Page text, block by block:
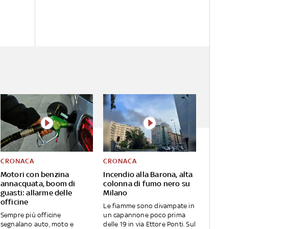
Motori con benzina
annacquata, boom di
guasti: allarme delle
officine
CRONACA
Sempre più officine
segnalano auto, moto e
Incendio alla Barona, alta
colonna di fumo nero su
Milano
CRONACA
Le fiamme sono divampate in
un capannone poco prima
delle 19 in via Ettore Ponti. Sul